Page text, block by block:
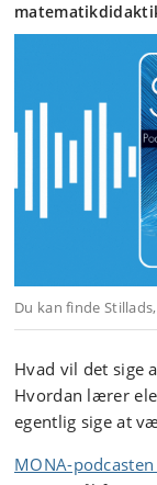
Du kan finde
Hvad vil det sige
Hvordan lærer
egentlig sige at
MONA-